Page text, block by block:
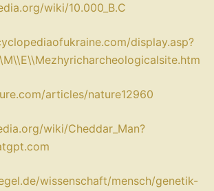
wiki/10.000_B.C
display.asp?
articles/nature12960
wiki/Cheddar_Man?
wissenschaft/mensch/genetik-